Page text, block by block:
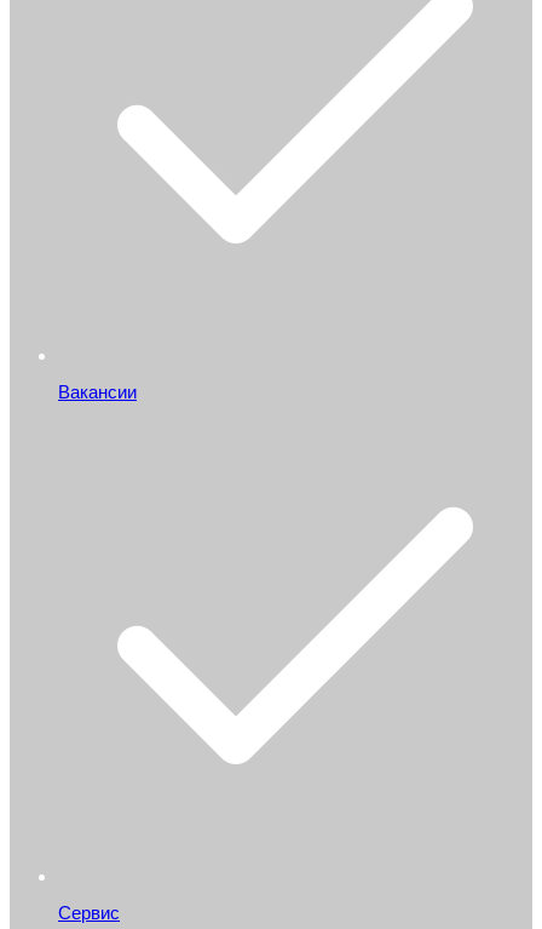
Вакансии
Сервис